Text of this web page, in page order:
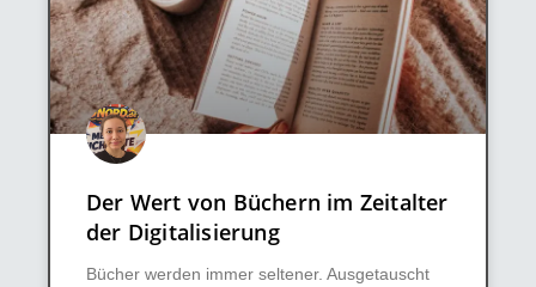
Der Wert von Büchern im Zeitalter
der Digitalisierung
Bücher werden immer seltener. Ausgetauscht